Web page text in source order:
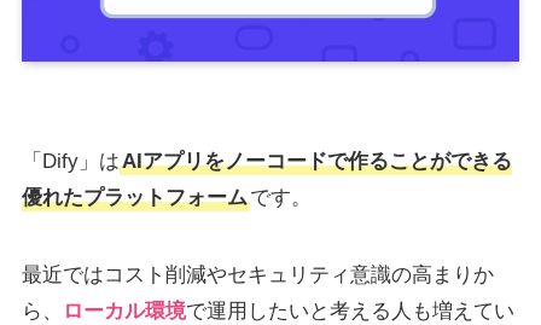
「Dify」はAIアプリをノーコードで作ることができる
優れたプラットフォームです。
最近ではコスト削減やセキュリティ意識の高まりか
ら、
ローカル環境で運用したいと考える人も増えてい